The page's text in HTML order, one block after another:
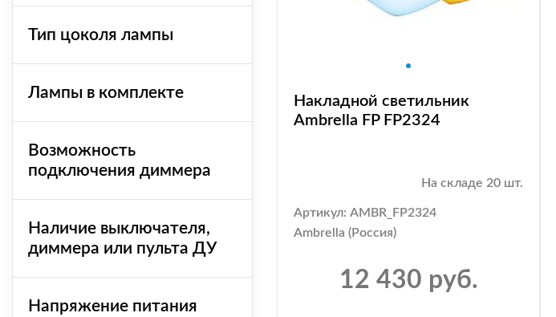
Тип цоколя лампы
Лампы в комплекте
Возможность
подключения диммера
Наличие выключателя,
диммера или пульта ДУ
Напряжение питания
Накладной светильник
Ambrella FP FP2324
На складе 20 шт.
Артикул: AMBR_FP2324
Ambrella (Россия)
12 430 руб.